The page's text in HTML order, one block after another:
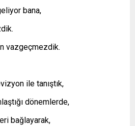
bana,
vazgeçmezdik.
ile tanıştık,
dönemlerde,
bağlayarak,